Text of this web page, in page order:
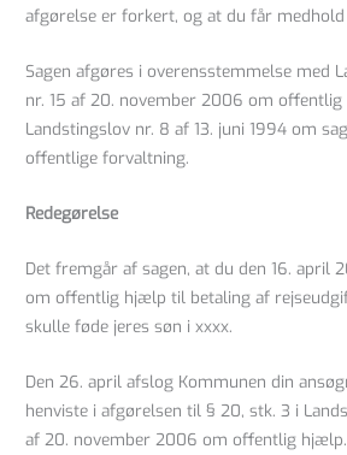
afgørelse er forkert, og at du får medhold
Sagen afgøres i overensstemmelse med
nr. 15 af 20. november 2006 om
Landstingslov nr. 8 af 13. juni 1994 om
offentlige forvaltning.
Redegørelse
Det fremgår af sagen, at du den 16. april
om offentlig hjælp til betaling af
skulle føde jeres søn i xxxx.
Den 26. april afslog Kommunen din
henviste i afgørelsen til § 20, stk. 3 i
af 20. november 2006 om offentlig